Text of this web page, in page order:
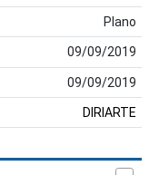
Plano
09/09/2019
09/09/2019
DIRIARTE